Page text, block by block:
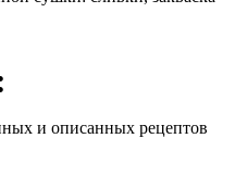
и описанных рецептов